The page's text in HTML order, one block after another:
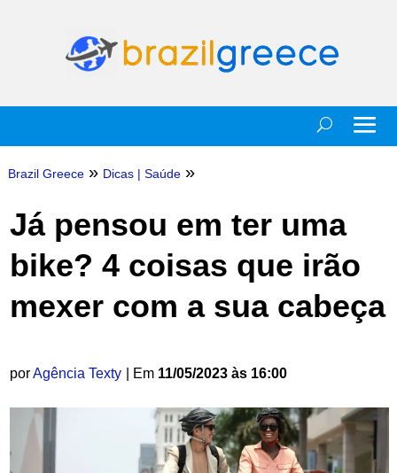
Brazil Greece » Dicas| Saúde »
Já pensou em ter uma
bike? 4 coisas que irão
mexer com a sua cabeça
porAgência Texty | Em 11/05/2023 às 16:00